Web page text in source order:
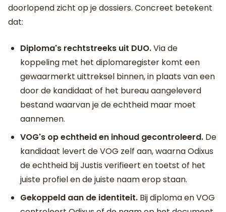
doorlopend zicht op je dossiers. Concreet betekent
dat:
Diploma's rechtstreeks uit DUO.Via de
koppeling met het diplomaregister komt een
gewaarmerkt uittreksel binnen, in plaats van een
door de kandidaat of het bureau aangeleverd
bestand waarvan je de echtheid maar moet
aannemen.
VOG's op echtheid en inhoud gecontroleerd. De
kandidaat levert de VOG zelf aan, waarna Odixus
de echtheid bij Justis verifieert en toetst of het
juiste profiel en de juiste naam erop staan.
Gekoppeld aan de identiteit. Bij diploma en VOG